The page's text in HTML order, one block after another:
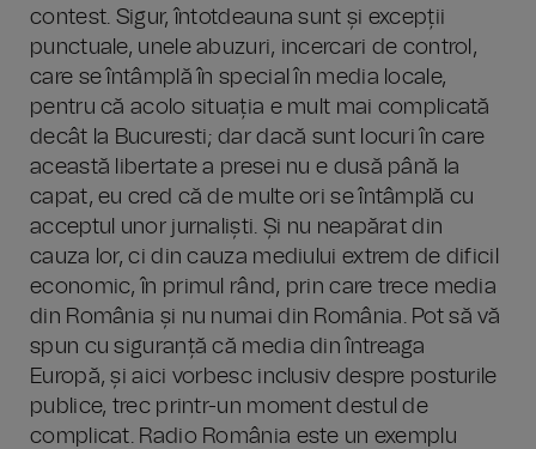
contest. Sigur, întotdeauna sunt și excepții
punctuale, unele abuzuri, incercari de control,
care se întâmplă în special în media locale,
pentru că acolo situația e mult mai complicată
decât la Bucuresti; dar dacă sunt locuri în care
această libertate a presei nu e dusă până la
capat, eu cred că de multe ori se întâmplă cu
acceptul unor jurnaliști. Și nu neapărat din
cauza lor, ci din cauza mediului extrem de dificil
economic, în primul rând, prin care trece media
din România și nu numai din România. Pot să vă
spun cu siguranță că media din întreaga
Europă, și aici vorbesc inclusiv despre posturile
publice, trec printr-un moment destul de
complicat. Radio România este un exemplu